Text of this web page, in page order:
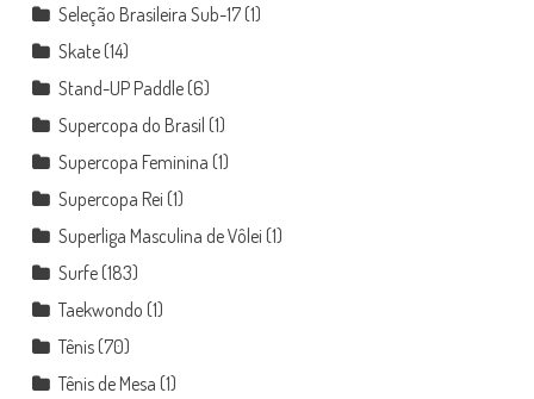
Seleção Brasileira Sub-17(1)
Skate(14)
Stand-UP Paddle(6)
Supercopa do Brasil (1)
Supercopa Feminina (1)
Supercopa Rei (1)
Superliga Masculina de Vôlei (1)
Surfe(183)
Taekwondo (1)
Tênis(70)
Tênis de Mesa (1)